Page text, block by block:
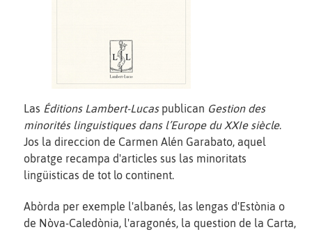
Las Éditions Lambert-Lucaspublican Gestion des
minorités linguistiques dans l’Europe du XXIe siècle.
Jos la direccion de Carmen Alén Garabato, aquel
obratge recampa d'articles sus las minoritats
lingüisticas de tot lo continent.
Abòrda per exemple l'albanés, las lengas d'Estònia o
de Nòva-Caledònia, l'aragonés, la question de la Carta,